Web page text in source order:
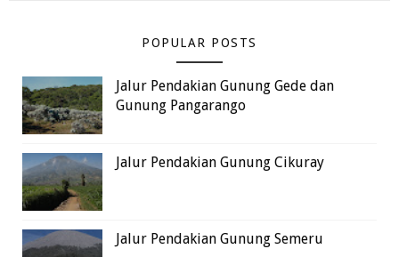
POPULAR POSTS
Jalur Pendakian Gunung Gede dan
Gunung Pangarango
Jalur Pendakian Gunung Cikuray
Jalur Pendakian Gunung Semeru